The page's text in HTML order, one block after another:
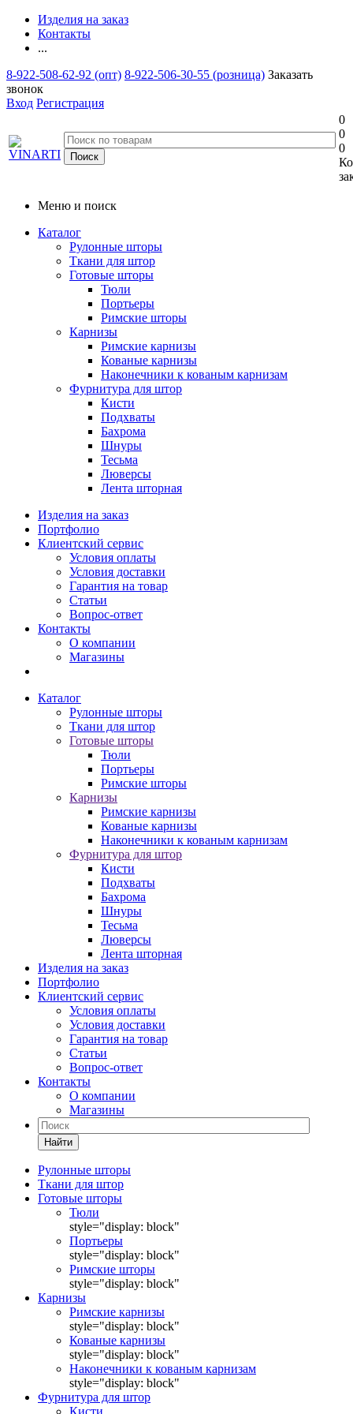
Изделия на заказ
Контакты
...
8-922-508-62-92 (опт) 8-922-506-30-55 (розница) Заказать
звонок
Вход Регистрация
0
0
0
Меню и поиск
Каталог
Рулонные шторы
Ткани для штор
Готовые шторы
Тюли
Портьеры
Римские шторы
Карнизы
Римские карнизы
Кованые карнизы
Наконечники к кованым карнизам
Фурнитура для штор
Кисти
Подхваты
Бахрома
Шнуры
Тесьма
Люверсы
Лента шторная
Изделия на заказ
Портфолио
Клиентский сервис
Условия оплаты
Условия доставки
Гарантия на товар
Статьи
Вопрос-ответ
Контакты
О компании
Магазины
Каталог
Рулонные шторы
Ткани для штор
Готовые шторы
Тюли
Портьеры
Римские шторы
Карнизы
Римские карнизы
Кованые карнизы
Наконечники к кованым карнизам
Фурнитура для штор
Кисти
Подхваты
Бахрома
Шнуры
Тесьма
Люверсы
Лента шторная
Изделия на заказ
Портфолио
Клиентский сервис
Условия оплаты
Условия доставки
Гарантия на товар
Статьи
Вопрос-ответ
Контакты
О компании
Магазины
Найти
Рулонные шторы
Ткани для штор
Готовые шторы
Тюли
style="display: block"
Портьеры
style="display: block"
Римские шторы
style="display: block"
Карнизы
Римские карнизы
style="display: block"
Кованые карнизы
style="display: block"
Наконечники к кованым карнизам
style="display: block"
Фурнитура для штор
Кисти